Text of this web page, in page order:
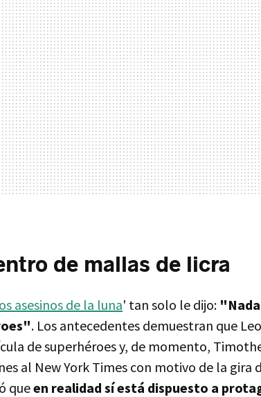
de mallas de licra
asesinos de la luna' tan solo le dijo:
. Los antecedentes demuestran que
de superhéroes y, de momento,
al New York Times con motivo de la gira
queen realidad sí está dispuesto a